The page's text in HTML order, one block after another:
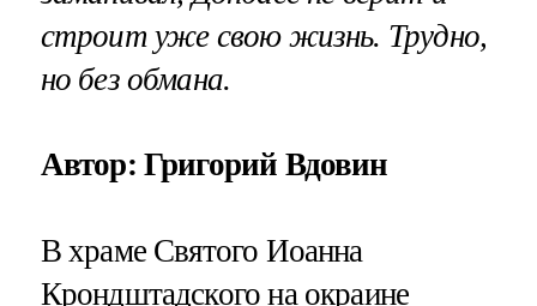
строит уже свою жизнь. Трудно,
но без обмана.
Автор: Григорий Вдовин
В храме Святого Иоанна
Крондштадского на окраине